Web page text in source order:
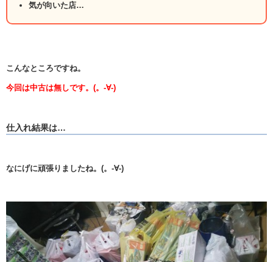
気が向いた店…
こんなところですね。
今回は中古は無しです。(。-∀-)
仕入れ結果は…
なにげに頑張りましたね。(。-∀-)